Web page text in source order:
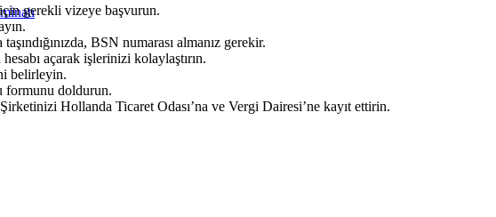
gerekli vizeye başvurun.
BSN numarası almanız gerekir.
açarak işlerinizi kolaylaştırın.
belirleyin.
formunu doldurun.
Hollanda Ticaret Odası’na ve Vergi Dairesi’ne kayıt ettirin.